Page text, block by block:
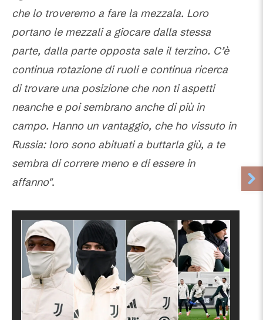
che lo troveremo a fare la mezzala. Loro
portano le mezzali a giocare dalla stessa
parte, dalla parte opposta sale il terzino. C’è
continua rotazione di ruoli e continua ricerca
di trovare una posizione che non ti aspetti
neanche e poi sembrano anche di più in
campo. Hanno un vantaggio, che ho vissuto in
Russia: loro sono abituati a buttarla giù, a te
sembra di correre meno e di essere in
affanno".